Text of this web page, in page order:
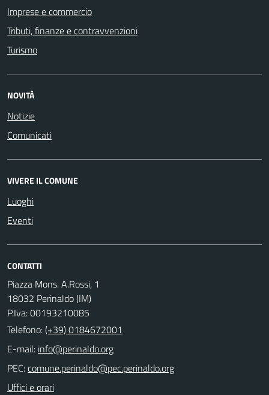
Imprese e commercio
Tributi, finanze e contravvenzioni
Turismo
NOVITÀ
Notizie
Comunicati
VIVERE IL COMUNE
Luoghi
Eventi
CONTATTI
Piazza Mons. A.Rossi, 1
18032 Perinaldo (IM)
P.Iva: 00193210085
Telefono:(+39) 0184672001
E-mail:
PEC:
Uffici e orari